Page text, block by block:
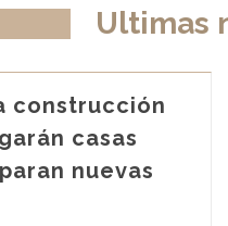
Ultimas
construcción
casas
nuevas